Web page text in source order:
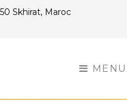
Skhirat, Maroc
MENU